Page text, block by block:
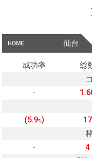
HOME 仙台
成功率 総
-
(5.9%) 17
-
4